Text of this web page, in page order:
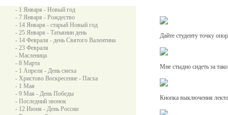
- 1 Января - Новый год
- 7 Января - Рождество
- 14 Января - старый Новый год
- 25 Января - Татьянин день
- 14 Февраля - день Святого Валентина
- 23 Февраля
- Масленица
- 8 Марта
- 1 Апреля - День смеха
- Христово Воскресение - Пасха
- 1 Мая
- 9 Мая - День Победы
- Последний звонок
- 12 Июня - День России
Дайте студенту точку
Мне стыдно сидеть за
Кнопка выключения